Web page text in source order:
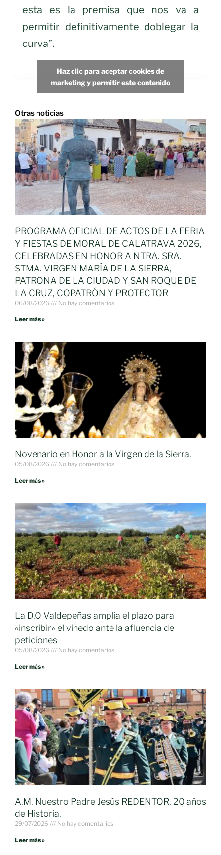
esta es la premisa que nos va a
permitir definitivamente doblegar la
curva”.
Haz clic para aceptar cookies de
marketing y permitir este contenido
Otras noticias
PROGRAMA OFICIAL DE ACTOS DE LA FERIA
Y FIESTAS DE MORAL DE CALATRAVA 2026,
CELEBRADAS EN HONOR A NTRA. SRA.
STMA. VIRGEN MARÍA DE LA SIERRA,
PATRONA DE LA CIUDAD Y SAN ROQUE DE
LA CRUZ, COPATRÓN Y PROTECTOR
06/08/2026 No hay comentarios
Leer más »
Novenario en Honor a la Virgen de la Sierra.
05/08/2026 No hay comentarios
Leer más »
La D.O Valdepeñas amplia el plazo para
«inscribir» el viñedo ante la afluencia de
peticiones
05/08/2026 No hay comentarios
Leer más »
A.M. Nuestro Padre Jesús REDENTOR, 20 años
de Historia.
29/07/2026 No hay comentarios
Leer más »